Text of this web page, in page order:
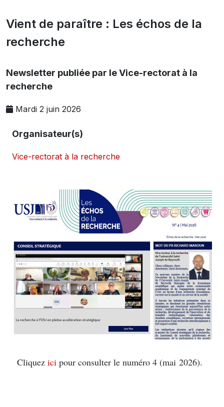
Vient de paraître : Les échos de la
recherche
Newsletter publiée par le Vice-rectorat à la
recherche
Mardi 2 juin 2026
Organisateur(s)
Vice-rectorat à la recherche
Cliquez ici pour consulter le numéro 4 (mai 2026).